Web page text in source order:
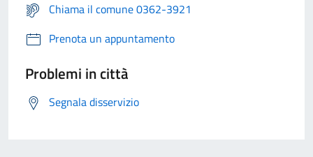
Chiama il comune 0362-3921
Prenota un appuntamento
Problemi in città
Segnala disservizio